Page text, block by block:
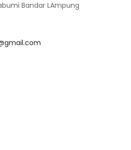
Bandar LAmpung